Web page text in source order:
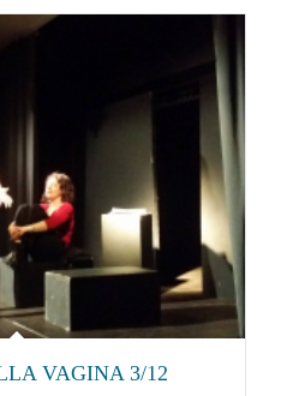
VAGINA 3/12